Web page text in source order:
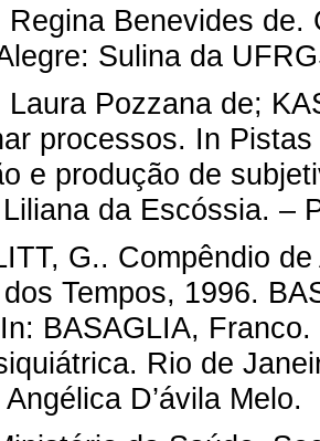
Regina Benevides
Sulina da
Laura Pozzana de;
processos. In
e produção de
da Escóssia. –
G.. Compêndio
Tempos, 1996.
BASAGLIA,
Rio de
D’ávila Melo.